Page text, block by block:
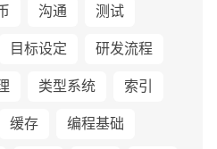
沟通
测试
目标设定
研发流程
类型系统
索引
缓存
编程基础